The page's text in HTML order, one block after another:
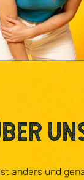
anders und